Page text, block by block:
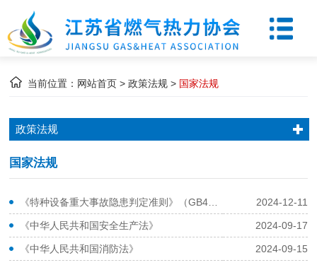
当前位置： 网站首页 >政策法规 > 国家法规
政策法规
国家法规
2024-12-11
《中华人民共和国安全生产法》 2024-09-17
《中华人民共和国消防法》 2024-09-15